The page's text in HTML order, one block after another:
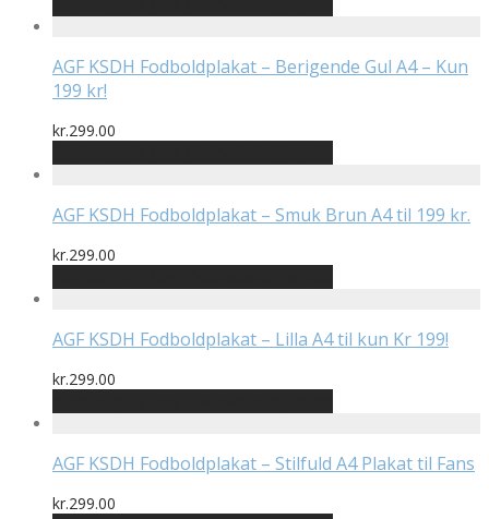
AGF KSDH Fodboldplakat – Berigende Gul A4 – Kun
199 kr!
kr.299.00
AGF KSDH Fodboldplakat – Smuk Brun A4 til 199 kr.
kr.299.00
AGF KSDH Fodboldplakat – Lilla A4 til kun Kr 199!
kr.299.00
AGF KSDH Fodboldplakat – Stilfuld A4 Plakat til Fans
kr.299.00